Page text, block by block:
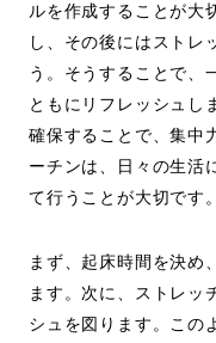
ルを作成することが大
し、その後にはストレ
う。そうすることで、
ともにリフレッシュし
確保することで、集中
ーチンは、日々の生活
て行うことが大切です。
まず、起床時間を決め
ます。次に、ストレッ
シュを図ります。この